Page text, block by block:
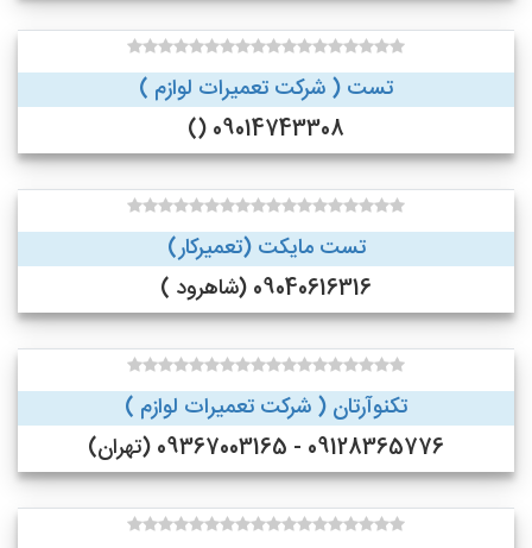
تست ( شرکت تعمیرات لوازم )
09014743308 ()
تست مایکت (تعمیرکار)
09040616316 (شاهرود )
تکنوآرتان ( شرکت تعمیرات لوازم )
09128365776 - 09367003165 (تهران)